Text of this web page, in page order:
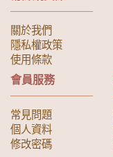
關於我們
隱私權政策
使用條款
會員服務
常見問題
個人資料
修改密碼